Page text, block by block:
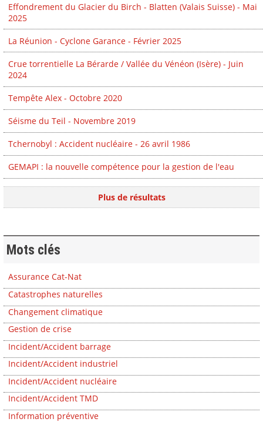
Effondrement du Glacier du Birch - Blatten (Valais Suisse) - Mai
2025
La Réunion - Cyclone Garance - Février 2025
Crue torrentielle La Bérarde / Vallée du Vénéon (Isère) - Juin
2024
Tempête Alex - Octobre 2020
Séisme du Teil - Novembre 2019
Tchernobyl : Accident nucléaire - 26 avril 1986
GEMAPI : la nouvelle compétence pour la gestion de l'eau
Plus de résultats
Mots clés
Assurance Cat-Nat
Catastrophes naturelles
Changement climatique
Gestion de crise
Incident/Accident barrage
Incident/Accident industriel
Incident/Accident nucléaire
Incident/Accident TMD
Information préventive